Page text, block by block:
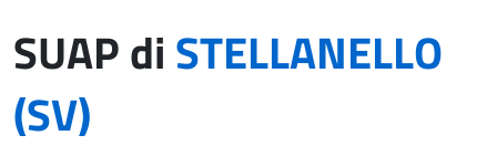
SUAP diSTELLANELLO
(SV)